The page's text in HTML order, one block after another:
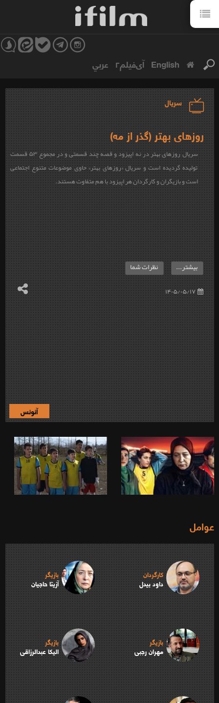
English آی‌فیلم۲ عربي
سریال
روزهای بهتر (گذر از مه)
سریال روزهای بهتر در نه اپیزود و قصه چند قسمتی و در مجموع ۵۳ قسمت
تولیده گردیده است و سریال «روزهای بهتر» حاوی موضوعات متنوع اجتماعی
است و بازیگران و کارگردان هر اپیزود با هم متفاوت هستند.
۱۴۰۵/۰۵/۱۷
بیشتر... نظرات شما
آنونس
عوامل
کارگردان
داود بیدل
بازیگر
آزیتا حاجیان
بازیگر
مهران رجبی
بازیگر
الیکا عبدالرزاقی